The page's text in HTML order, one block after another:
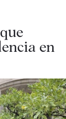
en